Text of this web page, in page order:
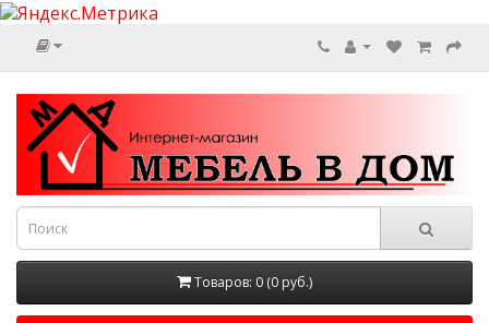
Товаров: 0 (0 руб.)